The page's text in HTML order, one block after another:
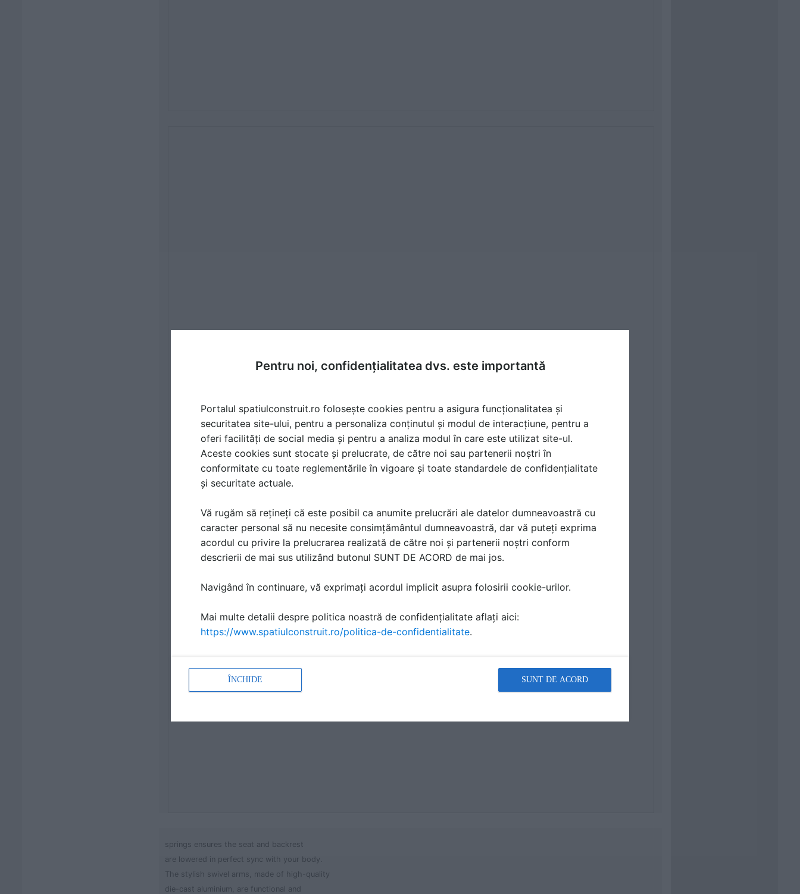
springs ensures the seat and backrest
are lowered in perfect sync with your body.
The stylish swivel arms, made of high-quality
die-cast aluminium, are functional and
Pentru noi, confidențialitatea dvs. este importantă
Portalul spatiulconstruit.ro folosește cookies pentru a asigura funcționalitatea și
securitatea site-ului, pentru a personaliza conținutul și modul de interacțiune, pentru a
oferi facilități de social media și pentru a analiza modul în care este utilizat site-ul.
Aceste cookies sunt stocate și prelucrate, de către noi sau partenerii noștri în
conformitate cu toate reglementările în vigoare și toate standardele de confidențialitate
și securitate actuale.
Vă rugăm să rețineți că este posibil ca anumite prelucrări ale datelor dumneavoastră cu
caracter personal să nu necesite consimțământul dumneavoastră, dar vă puteți exprima
acordul cu privire la prelucrarea realizată de către noi și partenerii noștri conform
descrierii de mai sus utilizând butonul SUNT DE ACORD de mai jos.
Navigând în continuare, vă exprimați acordul implicit asupra folosirii cookie-urilor.
Mai multe detalii despre politica noastră de confidențialitate aflați aici:
https://www.spatiulconstruit.ro/politica-de-confidentialitate.
ÎNCHIDE SUNT DE ACORD